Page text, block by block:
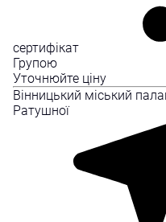
сертифікат
Групою
Уточнюйте ціну
Вінницький міський
Ратушної